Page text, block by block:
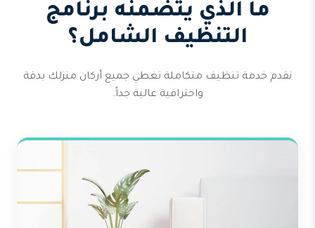
ما الذي يتضمنه برنامج
التنظيف الشامل؟
نقدم خدمة تنظيف متكاملة تغطي جميع أركان منزلك بدقة
واحترافية عالية جداً.